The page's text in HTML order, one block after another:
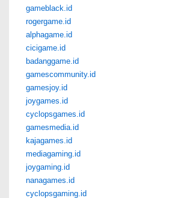
gameblack.id
rogergame.id
alphagame.id
cicigame.id
badanggame.id
gamescommunity.id
gamesjoy.id
joygames.id
cyclopsgames.id
gamesmedia.id
kajagames.id
mediagaming.id
joygaming.id
nanagames.id
cyclopsgaming.id